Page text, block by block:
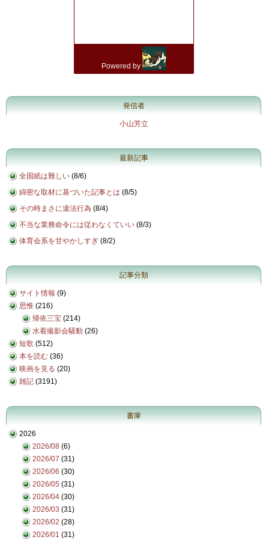
発信者
小山芳立
最新記事
全国紙は難しい (8/6)
綿密な取材に基づいた記事とは (8/5)
その時まさに違法行為 (8/4)
不当な業務命令には従わなくていい (8/3)
体育会系を甘やかしすぎ (8/2)
記事分類
サイト情報 (9)
思惟 (216)
帰依三宝 (214)
水着撮影会騒動 (26)
短歌 (512)
本を読む (36)
映画を見る (20)
雑記 (3191)
書庫
2026
2026/08 (6)
2026/07 (31)
2026/06 (30)
2026/05 (31)
2026/04 (30)
2026/03 (31)
2026/02 (28)
2026/01 (31)